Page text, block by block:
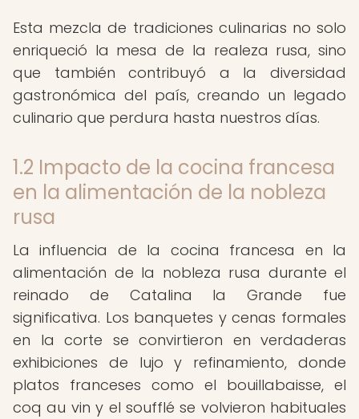
Esta mezcla de tradiciones culinarias no solo
enriqueció la mesa de la realeza rusa, sino
que también contribuyó a la diversidad
gastronómica del país, creando un legado
culinario que perdura hasta nuestros días.
1.2 Impacto de la cocina francesa
en la alimentación de la nobleza
rusa
La influencia de la cocina francesa en la
alimentación de la nobleza rusa durante el
reinado de Catalina la Grande fue
significativa. Los banquetes y cenas formales
en la corte se convirtieron en verdaderas
exhibiciones de lujo y refinamiento, donde
platos franceses como el bouillabaisse, el
coq au vin y el soufflé se volvieron habituales